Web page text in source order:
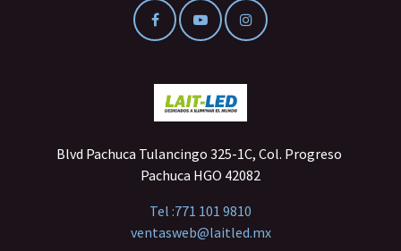
Blvd Pachuca Tulancingo 325-1C, Col. Progreso
Pachuca HGO 42082
Tel :771 101 9810
ventasweb@laitled.mx